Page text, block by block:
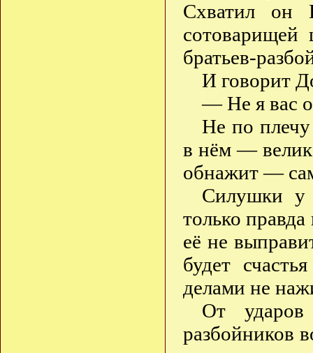
Схватил он
сотоварищей
братьев-
И говорит
— Не я вас
Не по
в нём —
обнажит —
Силушки у
только
её не
будет
делами не
От ударов
разбойников